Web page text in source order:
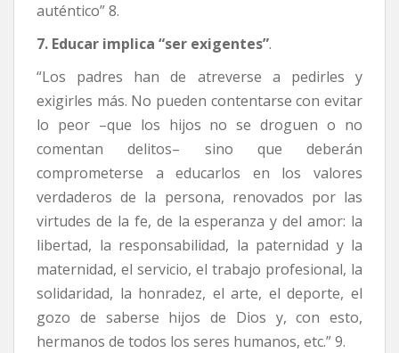
auténtico” 8.
7. Educar implica “ser exigentes”.
“Los padres han de atreverse a pedirles y
exigirles más. No pueden contentarse con evitar
lo peor –que los hijos no se droguen o no
comentan delitos– sino que deberán
comprometerse a educarlos en los valores
verdaderos de la persona, renovados por las
virtudes de la fe, de la esperanza y del amor: la
libertad, la responsabilidad, la paternidad y la
maternidad, el servicio, el trabajo profesional, la
solidaridad, la honradez, el arte, el deporte, el
gozo de saberse hijos de Dios y, con esto,
hermanos de todos los seres humanos, etc.” 9.